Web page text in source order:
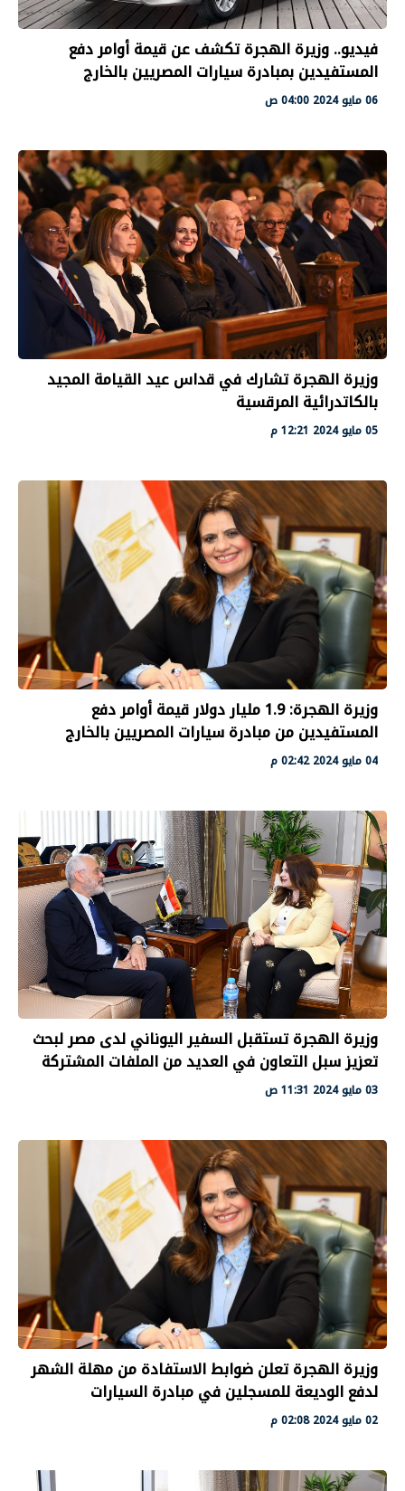
فيديو.. وزيرة الهجرة تكشف عن قيمة أوامر دفع
المستفيدين بمبادرة سيارات المصريين بالخارج
06 مايو 2024 04:00 ص
وزيرة الهجرة تشارك في قداس عيد القيامة المجيد
بالكاتدرائية المرقسية
05 مايو 2024 12:21 م
وزيرة الهجرة: 1.9 مليار دولار قيمة أوامر دفع
المستفيدين من مبادرة سيارات المصريين بالخارج
04 مايو 2024 02:42 م
وزيرة الهجرة تستقبل السفير اليوناني لدى مصر لبحث
تعزيز سبل التعاون في العديد من الملفات المشتركة
03 مايو 2024 11:31 ص
وزيرة الهجرة تعلن ضوابط الاستفادة من مهلة الشهر
لدفع الوديعة للمسجلين في مبادرة السيارات
02 مايو 2024 02:08 م